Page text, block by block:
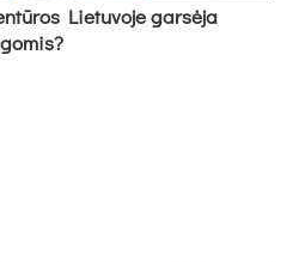
Lietuvoje garsėja